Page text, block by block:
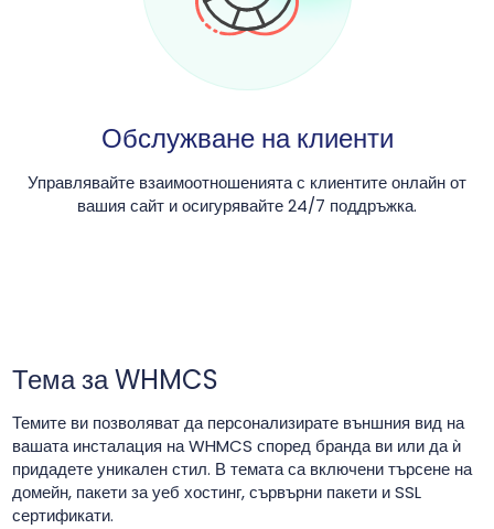
Обслужване на клиенти
Управлявайте взаимоотношенията с клиентите онлайн от
вашия сайт и осигурявайте 24/7 поддръжка.
Тема за WHMCS
Темите ви позволяват да персонализирате външния вид на
вашата инсталация на WHMCS според бранда ви или да ѝ
придадете уникален стил. В темата са включени търсене на
домейн, пакети за уеб хостинг, сървърни пакети и SSL
сертификати.